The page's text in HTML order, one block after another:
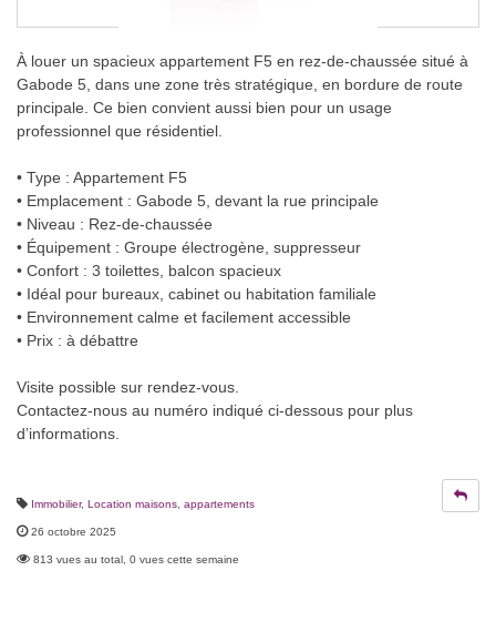
À louer un spacieux appartement F5 en rez-de-chaussée situé à
Gabode 5, dans une zone très stratégique, en bordure de route
principale. Ce bien convient aussi bien pour un usage
professionnel que résidentiel.
• Type : Appartement F5
• Emplacement : Gabode 5, devant la rue principale
• Niveau : Rez-de-chaussée
• Équipement : Groupe électrogène, suppresseur
• Confort : 3 toilettes, balcon spacieux
• Idéal pour bureaux, cabinet ou habitation familiale
• Environnement calme et facilement accessible
• Prix : à débattre
Visite possible sur rendez-vous.
Contactez-nous au numéro indiqué ci-dessous pour plus
d’informations.
Immobilier, Location maisons, appartements
26 octobre 2025
813 vues au total, 0 vues cette semaine